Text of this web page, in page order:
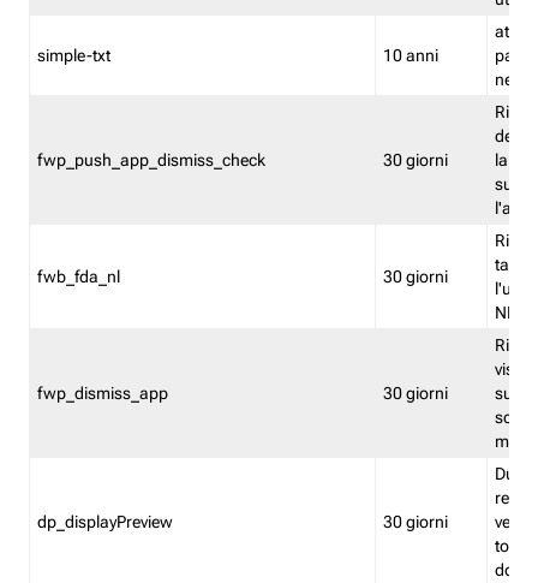
simple-txt 10 anni
attiva
fwp_push_app_dismiss_check 30 giorni
la
fwb_fda_nl 30 giorni
NL
fwp_dismiss_app 30 giorni
visto
dp_displayPreview 30 giorni
torna
dopo